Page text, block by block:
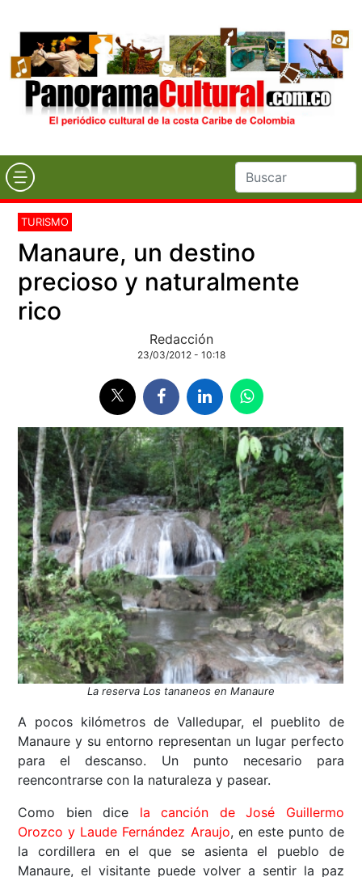
TURISMO
Manaure, un destino
precioso y naturalmente
rico
Redacción
23/03/2012 - 10:18
La reserva Los tananeos en Manaure
A pocos kilómetros de Valledupar, el pueblito de
Manaure y su entorno representan un lugar perfecto
para el descanso. Un punto necesario para
reencontrarse con la naturaleza y pasear.
Como bien dice la canción de José Guillermo
Orozco y Laude Fernández Araujo, en este punto de
la cordillera en el que se asienta el pueblo de
Manaure, el visitante puede volver a sentir la paz